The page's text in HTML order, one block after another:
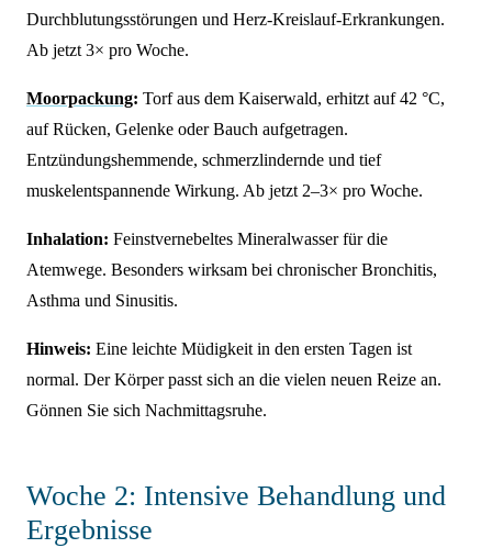
Durchblutungsstörungen und Herz-Kreislauf-Erkrankungen.
Ab jetzt 3× pro Woche.
Moorpackung: Torf aus dem Kaiserwald, erhitzt auf 42 °C,
auf Rücken, Gelenke oder Bauch aufgetragen.
Entzündungshemmende, schmerzlindernde und tief
muskelentspannende Wirkung. Ab jetzt 2–3× pro Woche.
Inhalation: Feinstvernebeltes Mineralwasser für die
Atemwege. Besonders wirksam bei chronischer Bronchitis,
Asthma und Sinusitis.
Hinweis: Eine leichte Müdigkeit in den ersten Tagen ist
normal. Der Körper passt sich an die vielen neuen Reize an.
Gönnen Sie sich Nachmittagsruhe.
Woche 2: Intensive Behandlung und
Ergebnisse